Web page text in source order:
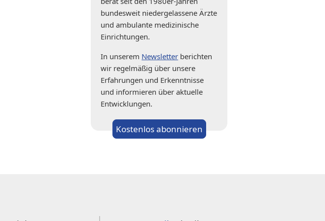
bundesweit niedergelassene Ärzte
und ambulante medizinische
Einrichtungen.
In unserem Newsletter berichten
wir regelmäßig über unsere
Erfahrungen und Erkenntnisse
und informieren über aktuelle
Entwicklungen.
Kostenlos abonnieren